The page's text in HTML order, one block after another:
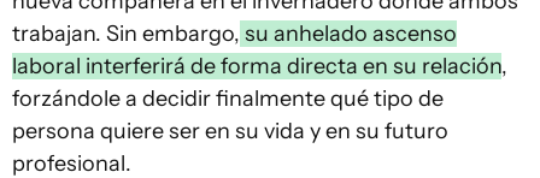
trabajan. Sin embargo, su anhelado ascenso
laboral interferirá de forma directa en su relación,
forzándole a decidir finalmente qué tipo de
persona quiere ser en su vida y en su futuro
profesional.